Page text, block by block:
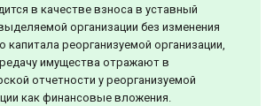
в качестве взноса в уставный
организации без изменения
капитала реорганизуемой организации,
имущества отражают в
отчетности у реорганизуемой
как финансовые вложения.